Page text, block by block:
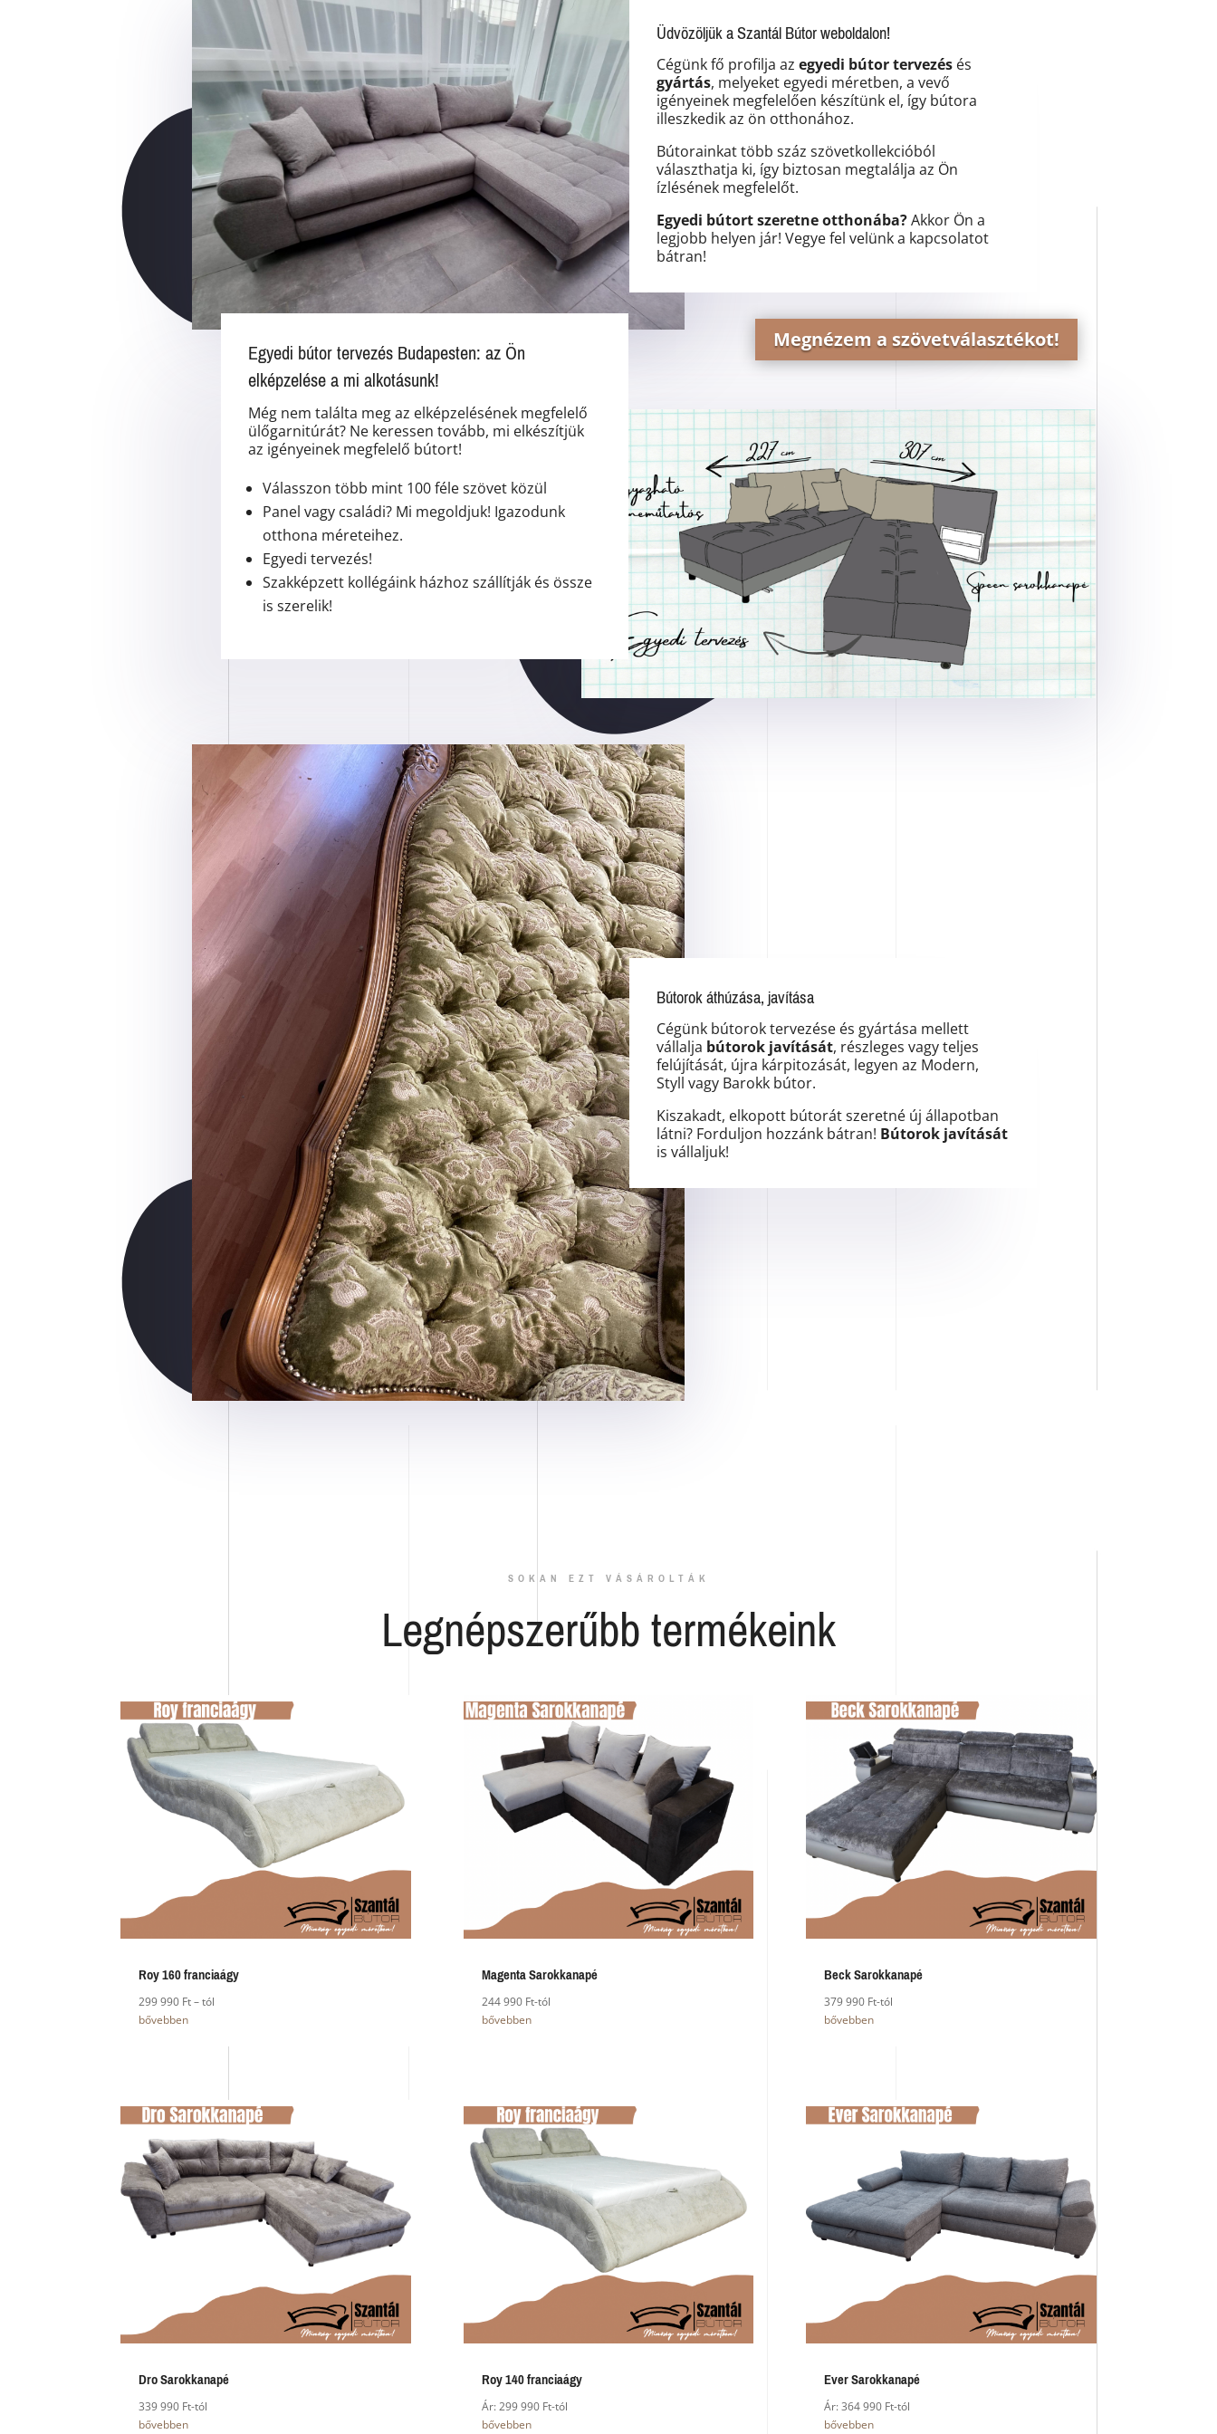
Üdvözöljük a Szantál Bútor weboldalon!
Cégünk fő profilja az egyedi bútor tervezésés
gyártás, melyeket egyedi méretben, a vevő
igényeinek megfelelően készítünk el, így bútora
illeszkedik az ön otthonához.
Bútorainkat több száz szövetkollekcióból
választhatja ki, így biztosan megtalálja az Ön
ízlésének megfelelőt.
Egyedi bútort szeretne otthonába?Akkor Ön a
legjobb helyen jár! Vegye fel velünk a kapcsolatot
bátran!
Megnézem a szövetválasztékot!
Egyedi bútor tervezés Budapesten: az Ön
elképzelése a mi alkotásunk!
Még nem találta meg az elképzelésének megfelelő
ülőgarnitúrát? Ne keressen tovább, mi elkészítjük
az igényeinek megfelelő bútort!
Válasszon több mint 100 féle szövet közül
Panel vagy családi? Mi megoldjuk! Igazodunk
otthona méreteihez.
Egyedi tervezés!
Szakképzett kollégáink házhoz szállítják és össze
is szerelik!
Bútorok áthúzása, javítása
Cégünk bútorok tervezése és gyártása mellett
vállalja bútorok javítását, részleges vagy teljes
felújítását, újra kárpitozását, legyen az Modern,
Styll vagy Barokk bútor.
Kiszakadt, elkopott bútorát szeretné új állapotban
látni? Forduljon hozzánk bátran! Bútorok javítását
is vállaljuk!
SOKAN EZT VÁSÁROLTÁK
Legnépszerűbb termékeink
Roy 160 franciaágy
299 990 Ft – tól
bővebben
Dro Sarokkanapé
339 990 Ft-tól
bővebben
Magenta Sarokkanapé
244 990 Ft-tól
bővebben
Roy 140 franciaágy
Ár: 299 990 Ft-tól
bővebben
Beck Sarokkanapé
379 990 Ft-tól
bővebben
Ever Sarokkanapé
Ár: 364 990 Ft-tól
bővebben